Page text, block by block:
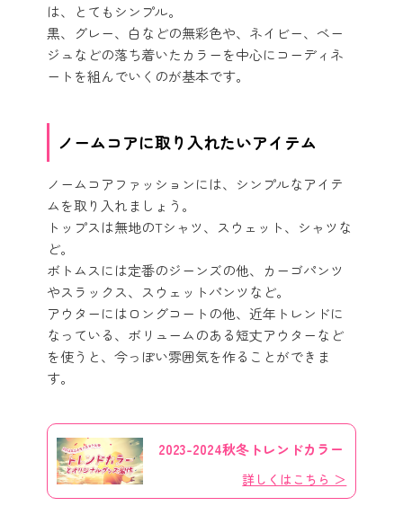
は、とてもシンプル。
黒、グレー、白などの無彩色や、ネイビー、ベー
ジュなどの落ち着いたカラーを中心にコーディネ
ートを組んでいくのが基本です。
ノームコアに取り入れたいアイテム
ノームコアファッションには、シンプルなアイテ
ムを取り入れましょう。
トップスは無地のTシャツ、スウェット、シャツな
ど。
ボトムスには定番のジーンズの他、カーゴパンツ
やスラックス、スウェットパンツなど。
アウターにはロングコートの他、近年トレンドに
なっている、ボリュームのある短丈アウターなど
を使うと、今っぽい雰囲気を作ることができま
す。
2023-2024秋冬トレンドカラー
詳しくはこちら ＞